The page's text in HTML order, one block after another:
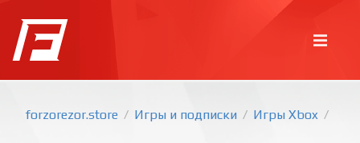
forzorezor.store / Игры и подписки / Игры Xbox /